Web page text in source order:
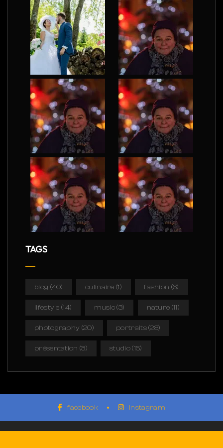
TAGS
blog (40) culinaire (1) fashion (6)
lifestyle (14) music(3) nature (11)
photography (20) portraits(28)
présentation (3) studio(15)
facebook instagram